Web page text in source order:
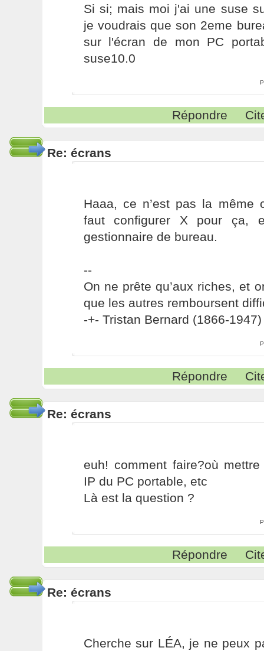
Si si; mais moi j'ai une suse
je voudrais que son 2eme
sur l'écran de mon PC
suse10.0
Répondre
Re: écrans
Haaa, ce n’est pas la même
faut configurer X pour ça,
gestionnaire de bureau.
--
On ne prête qu’aux riches, et
que les autres remboursent
-+- Tristan Bernard (1866-1947)
Répondre
Re: écrans
euh! comment faire?où
IP du PC portable, etc
Là est la question ?
Répondre
Re: écrans
Cherche sur LÉA, je ne peux